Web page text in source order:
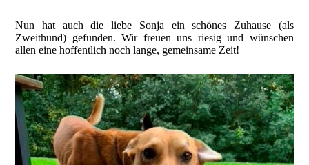
Nun hat auch die liebe Sonja ein schönes Zuhause (als
Zweithund) gefunden. Wir freuen uns riesig und wünschen
allen eine hoffentlich noch lange, gemeinsame Zeit!